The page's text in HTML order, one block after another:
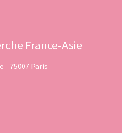
France-Asie
- 75007 Paris